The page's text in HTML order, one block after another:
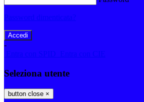
Password dimenticata?
-
Entra con SPID
Entra con CIE
Seleziona utente
button close ×